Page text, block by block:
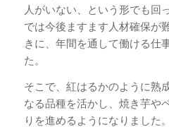
人がいない、という形でも回
では今後ますます人材確保が
きに、年間を通して働ける仕
た。
そこで、紅はるかのように熟
なる品種を活かし、焼き芋や
りを進めるようになりました